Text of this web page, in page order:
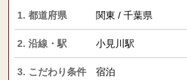
1. 都道府県 関東 / 千葉県
2. 沿線・駅 小見川駅
3. こだわり条件 宿泊